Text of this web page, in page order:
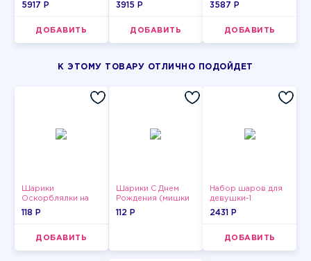
5917 P
ДОБАВИТЬ
3915 P
ДОБАВИТЬ
3587 P
ДОБАВИТЬ
К ЭТОМУ ТОВАРУ ОТЛИЧНО ПОДОЙДЕТ
Шарики
Оскорблялки на
день рождения для
118 P
ДОБАВИТЬ
Шарики С Днем
Рождения (мишки
и тортики)
112 P
Набор шаров для
девушки-1
2431 P
ДОБАВИТЬ